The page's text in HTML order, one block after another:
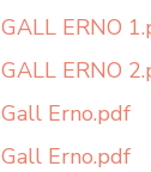
GALL ERNO
GALL ERNO
Gall Erno.pdf
Gall Erno.pdf